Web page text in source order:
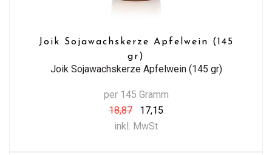
Joik Sojawachskerze Apfelwein (145
gr)
Joik Sojawachskerze Apfelwein (145 gr)
per 145 Gramm
18,87
17,15
inkl. MwSt